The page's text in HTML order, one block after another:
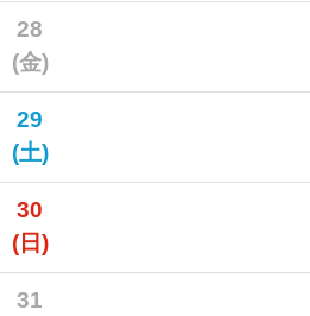
28
(金)
29
(土)
30
(日)
31